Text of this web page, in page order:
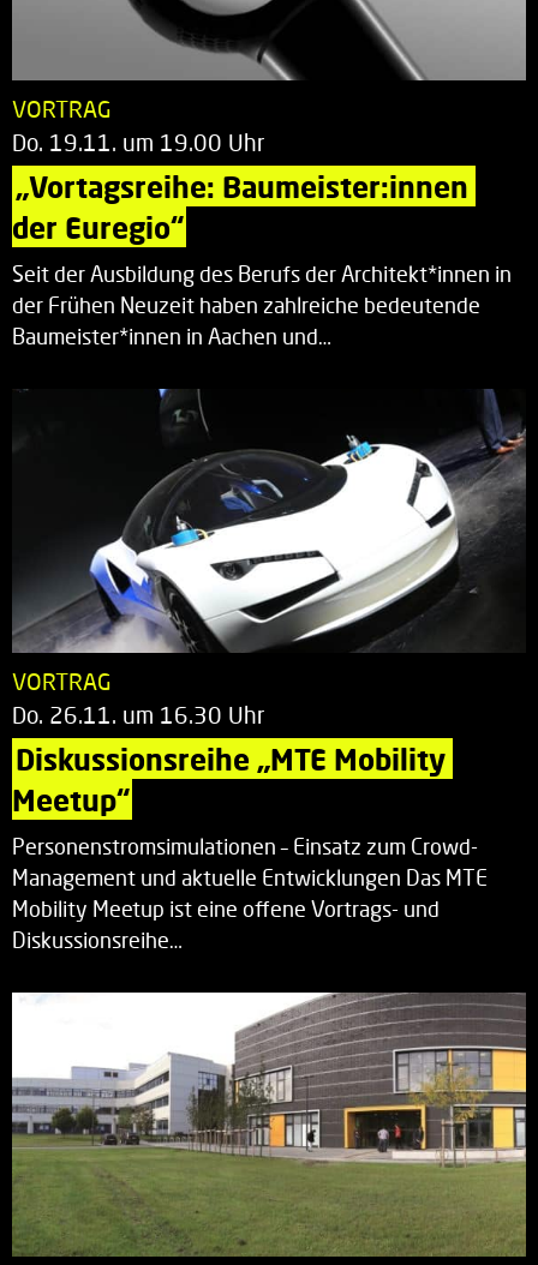
VORTRAG
Do. 19.11. um 19.00 Uhr
„Vortagsreihe: Baumeister:innen
der Euregio“
Seit der Ausbildung des Berufs der Architekt*innen in
der Frühen Neuzeit haben zahlreiche bedeutende
Baumeister*innen in Aachen und…
VORTRAG
Do. 26.11. um 16.30 Uhr
Diskussionsreihe „MTE Mobility
Meetup“
Personenstromsimulationen – Einsatz zum Crowd-
Management und aktuelle Entwicklungen Das MTE
Mobility Meetup ist eine offene Vortrags- und
Diskussionsreihe…